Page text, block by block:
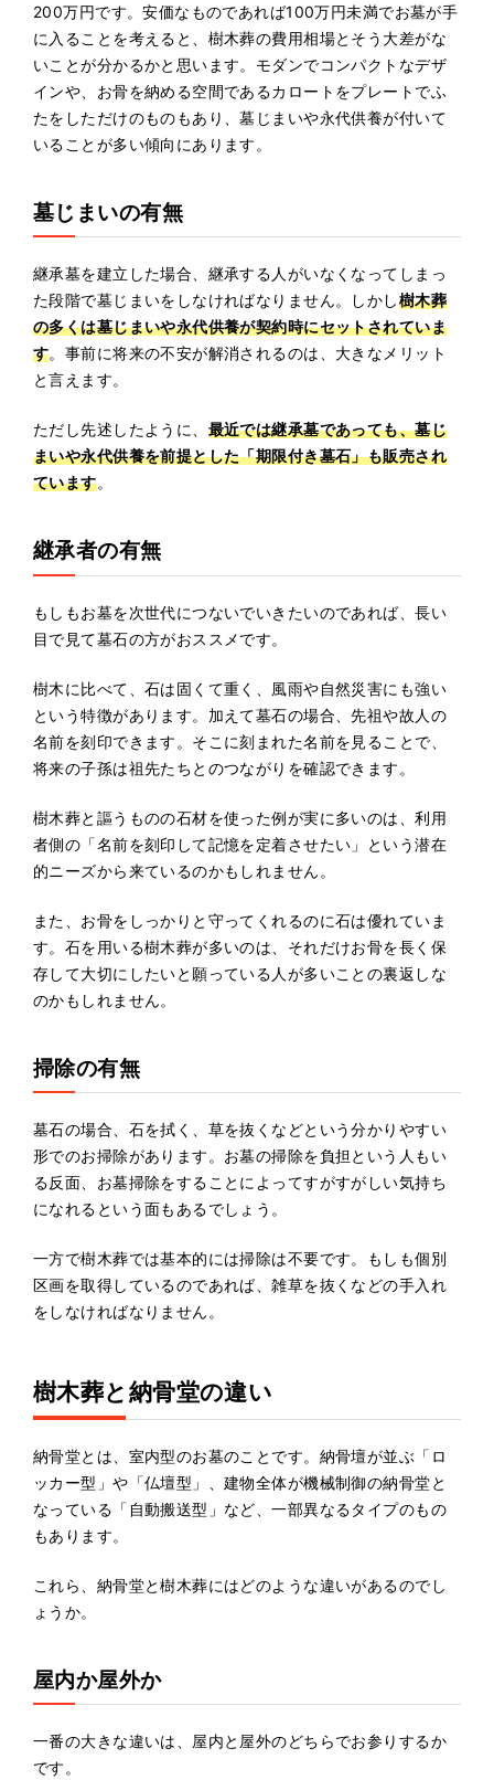
200万円です。安価なものであれば100万円未満でお墓が手
に入ることを考えると、樹木葬の費用相場とそう大差がな
いことが分かるかと思います。モダンでコンパクトなデザ
インや、お骨を納める空間であるカロートをプレートでふ
たをしただけのものもあり、墓じまいや永代供養が付いて
いることが多い傾向にあります。
墓じまいの有無
継承墓を建立した場合、継承する人がいなくなってしまっ
た段階で墓じまいをしなければなりません。しかし樹木葬
の多くは墓じまいや永代供養が契約時にセットされていま
す。事前に将来の不安が解消されるのは、大きなメリット
と言えます。
ただし先述したように、 最近では継承墓であっても、墓じ
まいや永代供養を前提とした「期限付き墓石」も販売され
ています。
継承者の有無
もしもお墓を次世代につないでいきたいのであれば、長い
目で見て墓石の方がおススメです。
樹木に比べて、石は固くて重く、風雨や自然災害にも強い
という特徴があります。加えて墓石の場合、先祖や故人の
名前を刻印できます。そこに刻まれた名前を見ることで、
将来の子孫は祖先たちとのつながりを確認できます。
樹木葬と謳うものの石材を使った例が実に多いのは、利用
者側の「名前を刻印して記憶を定着させたい」という潜在
的ニーズから来ているのかもしれません。
また、お骨をしっかりと守ってくれるのに石は優れていま
す。石を用いる樹木葬が多いのは、それだけお骨を長く保
存して大切にしたいと願っている人が多いことの裏返しな
のかもしれません。
掃除の有無
墓石の場合、石を拭く、草を抜くなどという分かりやすい
形でのお掃除があります。お墓の掃除を負担という人もい
る反面、お墓掃除をすることによってすがすがしい気持ち
になれるという面もあるでしょう。
一方で樹木葬では基本的には掃除は不要です。もしも個別
区画を取得しているのであれば、雑草を抜くなどの手入れ
をしなければなりません。
樹木葬と納骨堂の違い
納骨堂とは、室内型のお墓のことです。納骨壇が並ぶ「ロ
ッカー型」や「仏壇型」、建物全体が機械制御の納骨堂と
なっている「自動搬送型」など、一部異なるタイプのもの
もあります。
これら、納骨堂と樹木葬にはどのような違いがあるのでし
ょうか。
屋内か屋外か
一番の大きな違いは、屋内と屋外のどちらでお参りするか
です。